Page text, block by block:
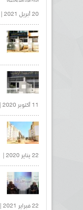
20 أبريل 2021 |
11 أكتوبر 2020 |
22 يناير 2020 |
22 فبراير 2021 |